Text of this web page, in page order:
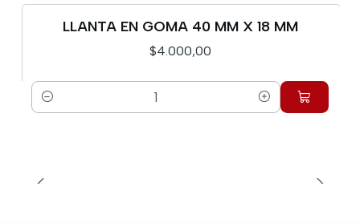
LLANTA EN GOMA 40 MM X 18 MM
$4.000,00
Cantidad